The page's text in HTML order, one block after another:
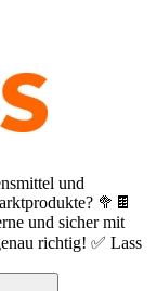
und
🥦🍫
und sicher mit
richtig! ✅ Lass